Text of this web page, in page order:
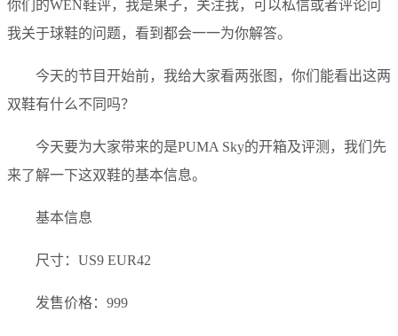
你们的WEN鞋评，我是果子，关注我，可以私信或者评论问
我关于球鞋的问题，看到都会一一为你解答。
今天的节目开始前，我给大家看两张图，你们能看出这两
双鞋有什么不同吗？
今天要为大家带来的是PUMA Sky的开箱及评测，我们先
来了解一下这双鞋的基本信息。
基本信息
尺寸：US9 EUR42
发售价格：999